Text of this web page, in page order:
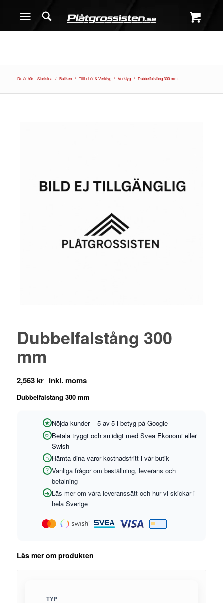
Du är här: Startsida / Butiken / Tillbehör & Verktyg / Verktyg / Dubbelfalstång 300 mm
Dubbelfalstång 300
mm
2,563kr
Dubbelfalstång 300 mm
Nöjda kunder – 5 av 5 i betyg på Google
Betala tryggt och smidigt med Svea Ekonomi eller
Swish
Hämta dina varor kostnadsfritt i vår butik
Vanliga frågor om beställning, leverans och
betalning
Läs mer om våra leveranssätt och hur vi skickar i
hela Sverige
Läs mer om produkten
TYP